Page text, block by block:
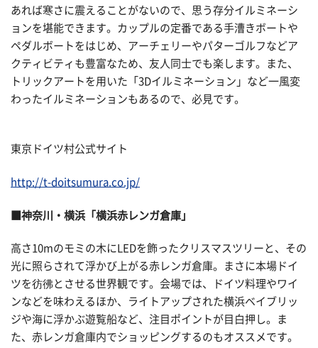
あれば寒さに震えることがないので、思う存分イルミネーシ
ョンを堪能できます。カップルの定番である手漕きボートや
ペダルボートをはじめ、アーチェリーやパターゴルフなどア
クティビティも豊富なため、友人同士でも楽します。また、
トリックアートを用いた「3Dイルミネーション」など一風変
わったイルミネーションもあるので、必見です。
東京ドイツ村公式サイト
http://t-doitsumura.co.jp/
■神奈川・横浜「横浜赤レンガ倉庫」
高さ10mのモミの木にLEDを飾ったクリスマスツリーと、その
光に照らされて浮かび上がる赤レンガ倉庫。まさに本場ドイ
ツを彷彿とさせる世界観です。会場では、ドイツ料理やワイ
ンなどを味わえるほか、ライトアップされた横浜ベイブリッ
ジや海に浮かぶ遊覧船など、注目ポイントが目白押し。ま
た、赤レンガ倉庫内でショッピングするのもオススメです。